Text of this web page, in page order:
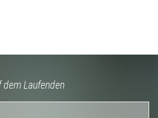
dem Laufenden